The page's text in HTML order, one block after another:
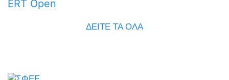
ERT Open
ΔΕΙΤΕ ΤΑ ΟΛΑ